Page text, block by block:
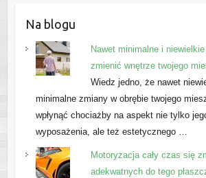
Na blogu
Nawet minimalne i
zmienić wnętrze twojego
Wiedz jedno, że nawet
minimalne zmiany w obrębie twojego
wpłynąć chociażby na aspekt nie tylko
wyposażenia, ale też estetycznego …
Motoryzacja cały czas się
adekwatnych do tego